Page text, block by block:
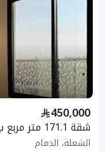
450,000
شقة 171.1 متر مربع ب 5 غرف
الشعلة، الدمام